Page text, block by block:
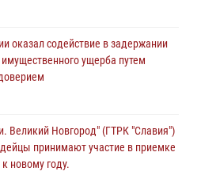
оказал содействие в задержании
ущерба путем
Великий Новгород" (ГТРК "Славия")
принимают участие в приемке
новому году.